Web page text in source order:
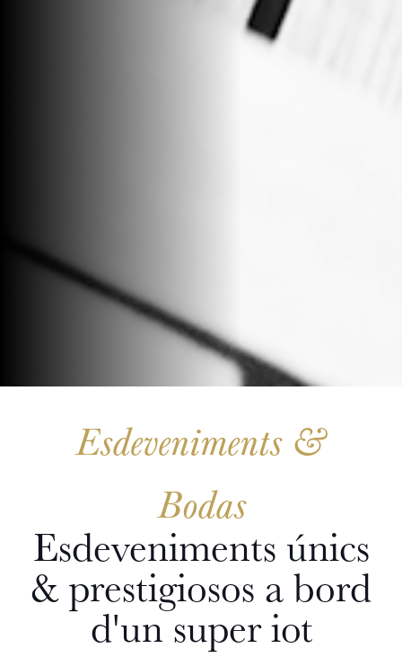
Esdeveniments &
Bodas
Esdeveniments únics
& prestigiosos a bord
d'un super iot